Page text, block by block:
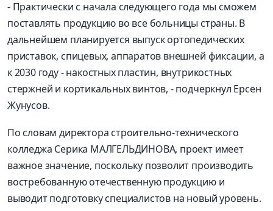
- Практически с начала следующего года мы сможем
поставлять продукцию во все больницы страны. В
дальнейшем планируется выпуск ортопедических
приставок, спицевых, аппаратов внешней фиксации, а
к 2030 году - накостных пластин, внутрикостных
стержней и кортикальных винтов, - подчеркнул Ерсен
Жунусов.
По словам директора строительно-технического
колледжа Серика МАЛГЕЛЬДИНОВА, проект имеет
важное значение, поскольку позволит производить
востребованную отечественную продукцию и
выводит подготовку специалистов на новый уровень.